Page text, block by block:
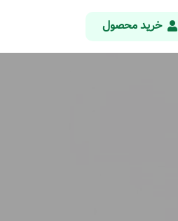
خرید محصول